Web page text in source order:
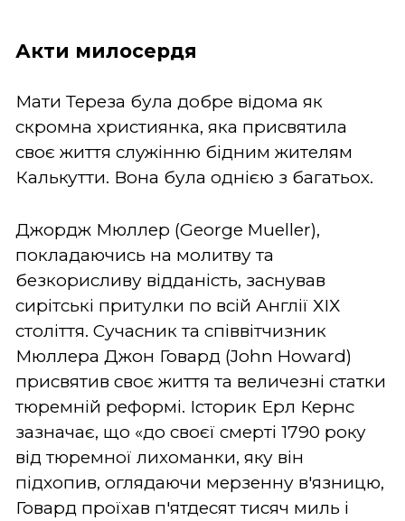
Акти милосердя
Мати Тереза була добре відома як
скромна християнка, яка присвятила
своє життя служінню бідним жителям
Калькутти. Вона була однією з багатьох.
Джордж Мюллер (George Mueller),
покладаючись на молитву та
безкорисливу відданість, заснував
сирітські притулки по всій Англії ХІХ
століття. Сучасник та співвітчизник
Мюллера Джон Говард (John Howard)
присвятив своє життя та величезні статки
тюремній реформі. Історик Ерл Кернс
зазначає, що «до своєї смерті 1790 року
від тюремної лихоманки, яку він
підхопив, оглядаючи мерзенну в'язницю,
Говард проїхав п'ятдесят тисяч миль і